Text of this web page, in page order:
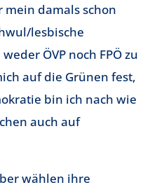
damals schon
lesbische
ÖVP noch FPÖ zu
auf die Grünen fest,
bin ich nach wie
auch auf
wählen ihre